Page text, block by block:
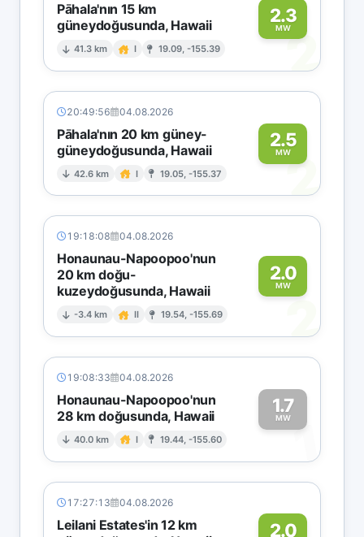
Pāhala'nın 15 km
güneydoğusunda, Hawaii
41.3 km I 19.09, -155.39
2.3
MW2
20:49:56 04.08.2026
Pāhala'nın 20 km güney-
güneydoğusunda, Hawaii
42.6 km I 19.05, -155.37
2.5
MW2
19:18:08 04.08.2026
Honaunau-Napoopoo'nun
20 km doğu-
kuzeydoğusunda, Hawaii
-3.4 km II 19.54, -155.69
2.0
MW
2
19:08:33 04.08.2026
Honaunau-Napoopoo'nun
28 km doğusunda, Hawaii
40.0 km I 19.44, -155.60
1.7
MW1
17:27:13 04.08.2026
Leilani Estates'in 12 km
2.0